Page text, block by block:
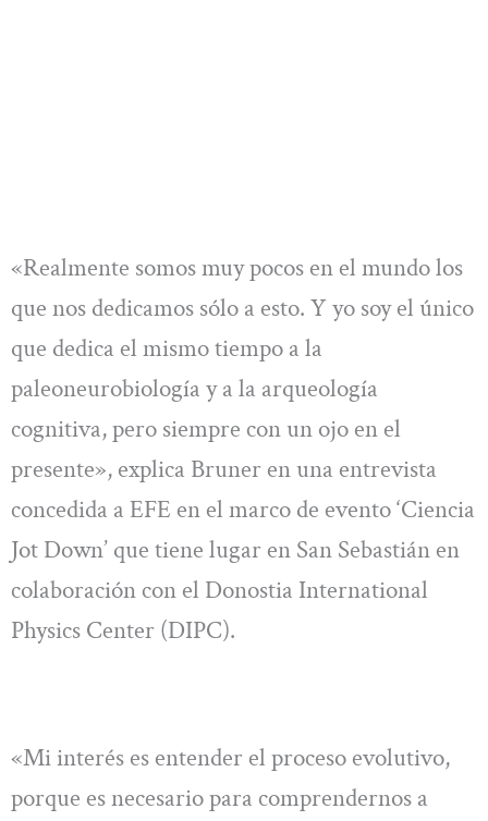
«Realmente somos muy pocos en el mundo los
que nos dedicamos sólo a esto. Y yo soy el único
que dedica el mismo tiempo a la
paleoneurobiología y a la arqueología
cognitiva, pero siempre con un ojo en el
presente», explica Bruner en una entrevista
concedida a EFE en el marco de evento ‘Ciencia
Jot Down’ que tiene lugar en San Sebastián en
colaboración con el Donostia International
Physics Center (DIPC).
«Mi interés es entender el proceso evolutivo,
porque es necesario para comprendernos a